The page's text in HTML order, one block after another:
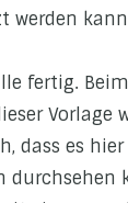
werden
fertig.
Vorlage
dass es
durchsehen